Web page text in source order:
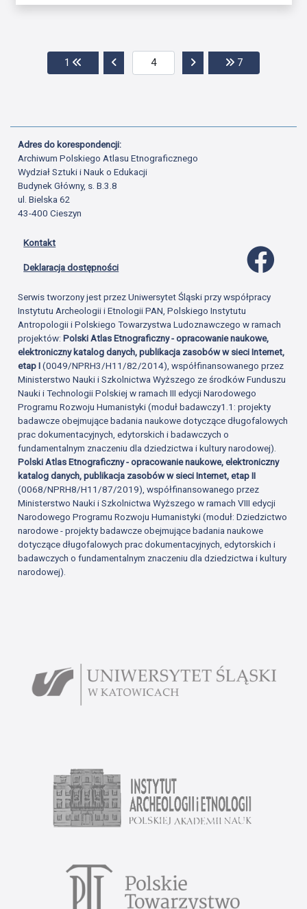
1 Przejdź do pierwszej strony
Przejdź do poprzedniej stronyPrzejdź do następnej
7Przejdź do
Adres do korespondencji:
Archiwum Polskiego Atlasu Etnograficznego
Wydział Sztuki i Nauk o Edukacji
Budynek Główny, s. B.3.8
ul. Bielska 62
43-400 Cieszyn
Kontakt
Deklaracja dostępności
Serwis tworzony jest przez Uniwersytet Śląski przy współpracy
Instytutu Archeologii i Etnologii PAN, Polskiego Instytutu
Antropologii i Polskiego Towarzystwa Ludoznawczego w ramach
projektów:Polski Atlas Etnograficzny - opracowanie naukowe,
elektroniczny katalog danych, publikacja zasobów w sieci Internet,
etap I(0049/NPRH3/H11/82/2014), współfinansowanego przez
Ministerstwo Nauki i Szkolnictwa Wyższego ze środków Funduszu
Nauki i Technologii Polskiej w ramach III edycji Narodowego
Programu Rozwoju Humanistyki (moduł badawczy1.1: projekty
badawcze obejmujące badania naukowe dotyczące długofalowych
prac dokumentacyjnych, edytorskich i badawczych o
fundamentalnym znaczeniu dla dziedzictwa i kultury narodowej).
Polski Atlas Etnograficzny - opracowanie naukowe, elektroniczny
katalog danych, publikacja zasobów w sieci Internet, etap II
(0068/NPRH8/H11/87/2019), współfinansowanego przez
Ministerstwo Nauki i Szkolnictwa Wyższego w ramach VIII edycji
Narodowego Programu Rozwoju Humanistyki (moduł: Dziedzictwo
narodowe - projekty badawcze obejmujące badania naukowe
dotyczące długofalowych prac dokumentacyjnych, edytorskich i
badawczych o fundamentalnym znaczeniu dla dziedzictwa i kultury
narodowej).